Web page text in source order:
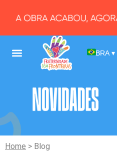
BRA ▾
Home > Blog